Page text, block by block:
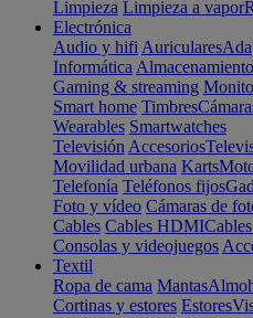
Limpieza Limpieza a vapor
Electrónica
Audio y hifi Auriculares
Informática Almacenamiento
Gaming & streaming
Smart home Timbres
Wearables Smartwatches
Televisión Accesorios
Movilidad urbana Karts
Telefonía Teléfonos fijos
Foto y vídeo Cámaras de
Cables Cables HDMI
Consolas y videojuegos
Textil
Ropa de cama Mantas
Cortinas y estores Estores